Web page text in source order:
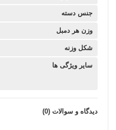
جنس دسته
وزن هر دمبل
شکل وزنه
سایر ویژگی ها
دیدگاه و سوالات (0)